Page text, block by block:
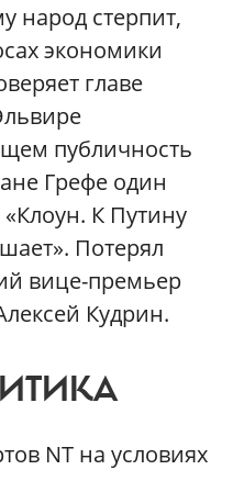
народ стерпит,
экономики
главе
публичность
Грефе один
К Путину
Потерял
вице-премьер
Кудрин.
NT на условиях